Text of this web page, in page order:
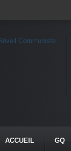
ACCUEIL GQ